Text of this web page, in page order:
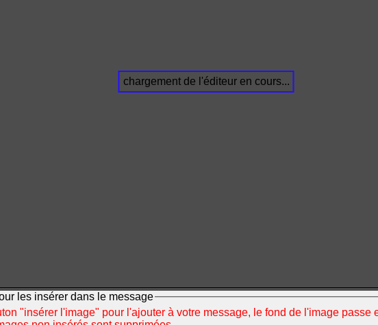
chargement de l'éditeur en cours...
les insérer dans le message
"insérer l'image" pour l'ajouter à votre message, le fond de l'image passe